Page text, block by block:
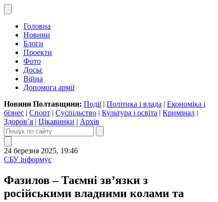
Головна
Новини
Блоги
Проекти
Фото
Досьє
Війна
Допомога армії
Новини Полтавщини: Події| Політика і влада | Економіка і
бізнес | Спорт | Суспільство | Культура і освіта | Кримінал |
Здоров’я | Цікавинки | Архів
24 березня 2025, 19:46
СБУ інформує
Фазилов – Таємні зв’язки з
російськими владними колами та